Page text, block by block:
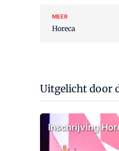
MEER
Horeca
Uitgelicht door
Inschrijving